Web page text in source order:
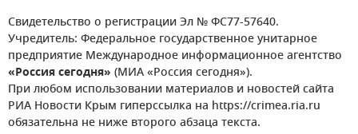
Свидетельство о регистрации Эл № ФС77-57640.
Учредитель: Федеральное государственное унитарное
предприятие Международное информационное агентство
«Россия сегодня» (МИА «Россия сегодня»).
При любом использовании материалов и новостей сайта
РИА Новости Крым гиперссылка на https://crimea.ria.ru
обязательна не ниже второго абзаца текста.